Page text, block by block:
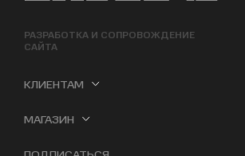
РАЗРАБОТКА И СОПРОВОЖДЕНИЕ
САЙТА
КЛИЕНТАМ
МАГАЗИН